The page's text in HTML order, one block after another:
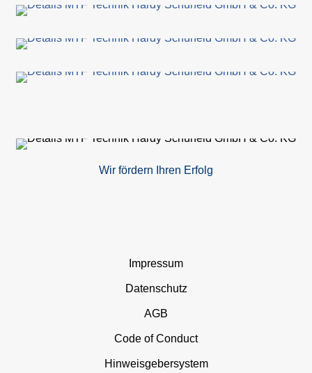
Wir fördern Ihren Erfolg
Navigation
überspringen
Impressum
Datenschutz
AGB
Code of Conduct
Hinweisgebersystem